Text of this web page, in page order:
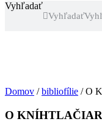
Vyhľadať
Vyhľadať
Domov /bibliofílie / O
O